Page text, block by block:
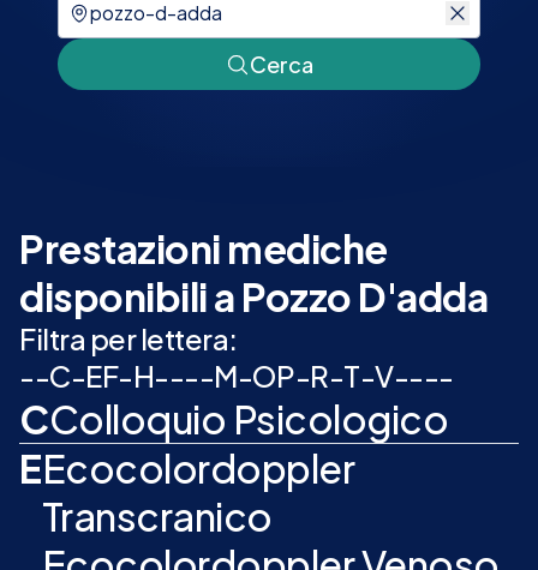
Cerca
Prestazioni mediche
disponibili a Pozzo D'adda
Filtra per lettera:
--C-EF-H----M-OP-R-T-V----
CColloquio Psicologico
EEcocolordoppler
Transcranico